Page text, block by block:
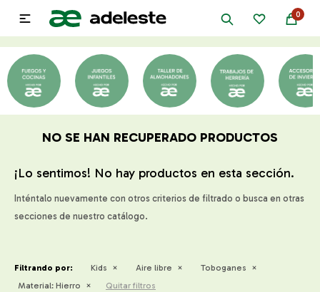
0

NO SE HAN RECUPERADO PRODUCTOS
¡Lo sentimos! No hay productos en esta sección.
Inténtalo nuevamente con otros criterios de filtrado o busca en otras
secciones de nuestro catálogo.
Filtrando por: Kids Aire libre
Toboganes
Material: Hierro Quitar filtros